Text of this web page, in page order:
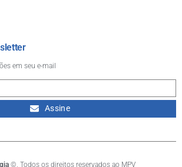
em seu e-mail
Assine
©. Todos os direitos reservados ao MPV